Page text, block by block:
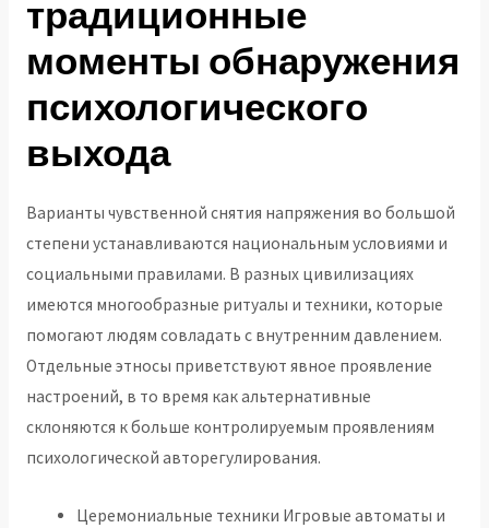
традиционные
моменты обнаружения
психологического
выхода
Варианты чувственной снятия напряжения во большой
степени устанавливаются национальным условиями и
социальными правилами. В разных цивилизациях
имеются многообразные ритуалы и техники, которые
помогают людям совладать с внутренним давлением.
Отдельные этносы приветствуют явное проявление
настроений, в то время как альтернативные
склоняются к больше контролируемым проявлениям
психологической авторегулирования.
Церемониальные техники Игровые автоматы и